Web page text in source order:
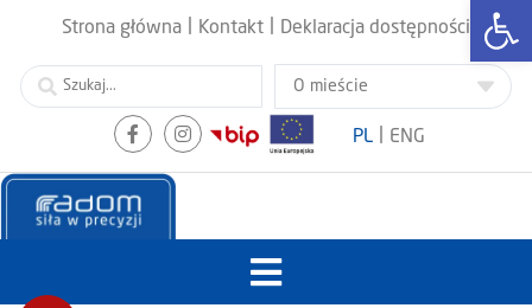
Strona główna Kontakt Deklaracja dostępności
PL ENG